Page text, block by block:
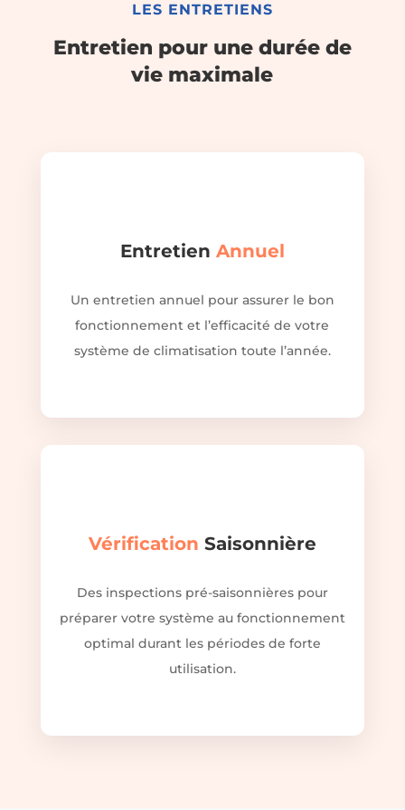
LES ENTRETIENS
Entretien pour une durée de
vie maximale
Entretien Annuel
Un entretien annuel pour assurer le bon
fonctionnement et l’efficacité de votre
système de climatisation toute l’année.
Vérification Saisonnière
Des inspections pré-saisonnières pour
préparer votre système au fonctionnement
optimal durant les périodes de forte
utilisation.